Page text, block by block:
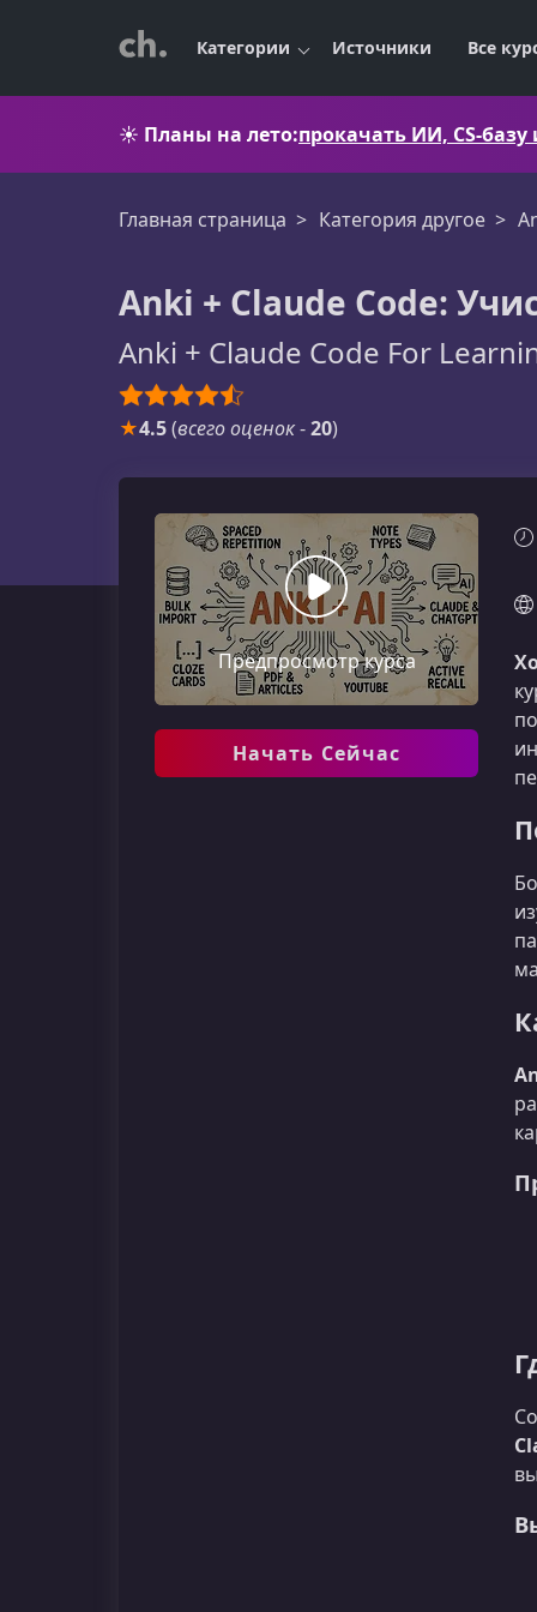
Категории Источники Все
☀️ Планы на лето:прокачать ИИ, CS-
Главная страница Категория другое
Anki + Claude Code:
Anki + Claude Code For
★4.5(всего оценок-20)
Предпросмотр курса
Начать Сейчас